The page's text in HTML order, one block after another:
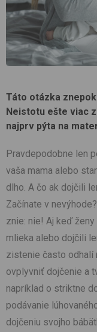
Táto otázka
Neistotu ešte viac
najprv pýta na
Pravdepodobne len
vaša mama alebo
dlho. A čo ak dojčili
Začínate v
znie: nie! Aj keď
mlieka alebo dojčili
zistenie často odhalí
ovplyvniť dojčenie a
napríklad o striktne
podávanie
dojčeniu svojho